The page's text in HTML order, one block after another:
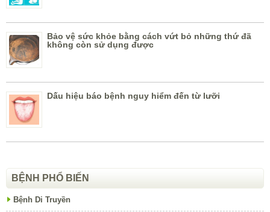
Bảo vệ sức khỏe bằng cách vứt bỏ những thứ đã
không còn sử dụng được
Dấu hiệu báo bệnh nguy hiểm đến từ lưỡi
BỆNH PHỔ BIẾN
Bệnh Di Truyền